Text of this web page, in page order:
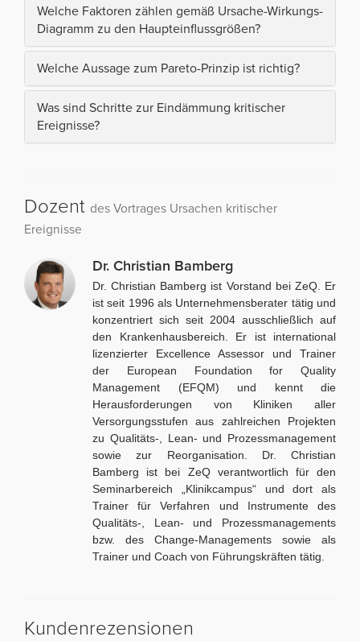
Welche Faktoren zählen gemäß Ursache-Wirkungs-
Diagramm zu den Haupteinflussgrößen?
Welche Aussage zum Pareto-Prinzip ist richtig?
Was sind Schritte zur Eindämmung kritischer
Ereignisse?
Dozent des Vortrages Ursachen kritischer
Ereignisse
Dr. Christian Bamberg
Dr. Christian Bamberg ist Vorstand bei ZeQ. Er
ist seit 1996 als Unternehmensberater tätig und
konzentriert sich seit 2004 ausschließlich auf
den Krankenhausbereich. Er ist international
lizenzierter Excellence Assessor und Trainer
der European Foundation for Quality
Management (EFQM) und kennt die
Herausforderungen von Kliniken aller
Versorgungsstufen aus zahlreichen Projekten
zu Qualitäts-, Lean- und Prozessmanagement
sowie zur Reorganisation. Dr. Christian
Bamberg ist bei ZeQ verantwortlich für den
Seminarbereich „Klinikcampus“ und dort als
Trainer für Verfahren und Instrumente des
Qualitäts-, Lean- und Prozessmanagements
bzw. des Change-Managements sowie als
Trainer und Coach von Führungskräften tätig.
Kundenrezensionen